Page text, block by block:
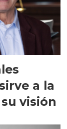
a la
visión